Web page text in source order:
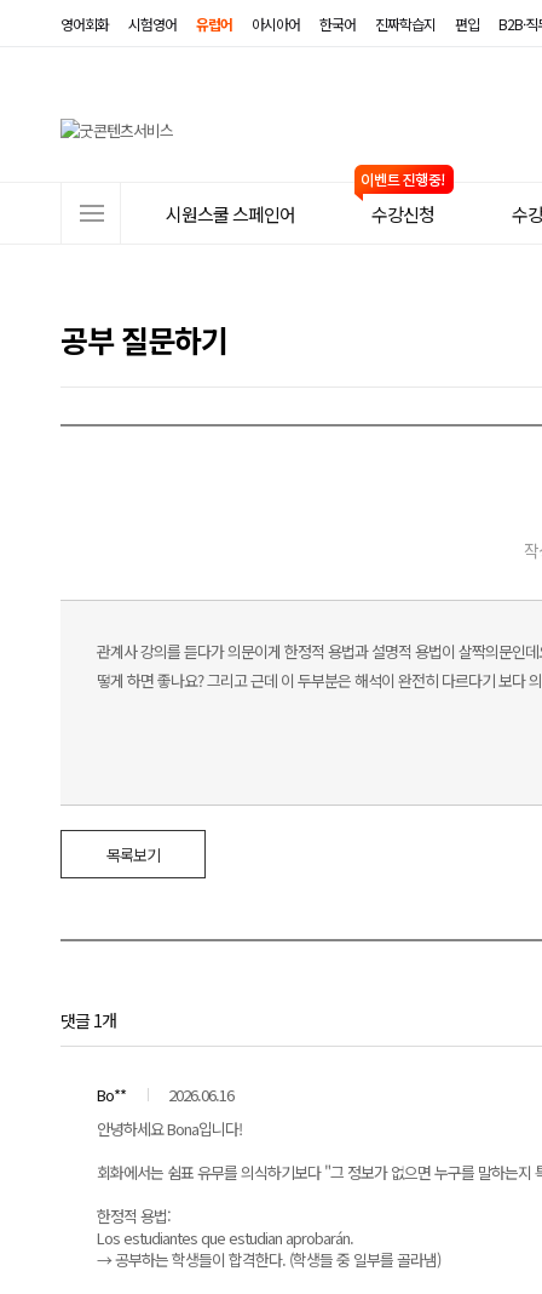
영어회화 시험영어 유럽어 아시아어 한국어 진짜학습지 편입 B2B·
뉴
시원스쿨 스페인어 수강신청 수
공부 질문하기
관계사 강의를 듣다가 의문이게 한정적 용법과 설명적 용법이 살짝의문인
떻게 하면 좋나요? 그리고 근데 이 두부분은 해석이 완전히 다르다기 보다
목록보기
댓글 1개
Bo**
2026.06.16
안녕하세요 Bona입니다!
회화에서는 쉼표 유무를 의식하기보다 "그 정보가 없으면 누구를 말하는지
한정적 용법:
Los estudiantes que estudian aprobarán.
→ 공부하는 학생들이 합격한다. (학생들 중 일부를 골라냄)